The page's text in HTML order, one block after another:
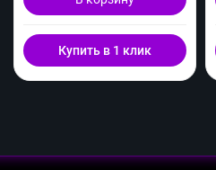
Купить в 1 клик